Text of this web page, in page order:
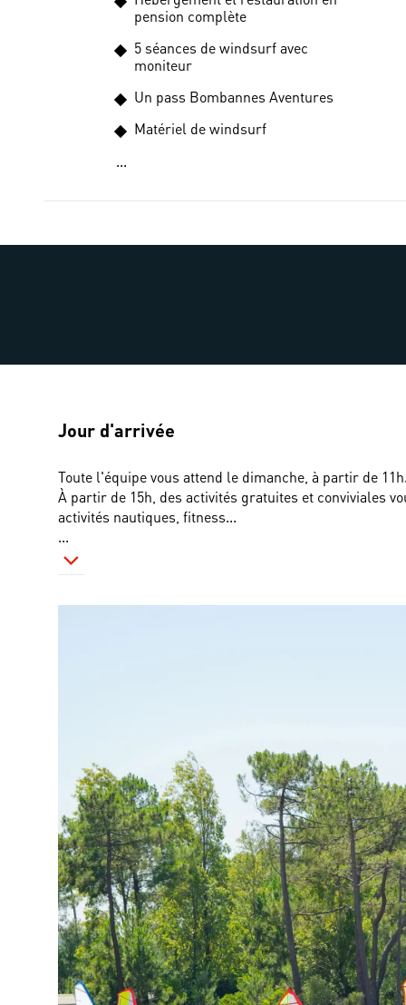
pension complète
5 séances de windsurf avec
moniteur
Un pass Bombannes Aventures
Matériel de windsurf
...
Jour d'arrivée
Toute l'équipe vous attend le dimanche, à partir de
À partir de 15h, des activités gratuites et conviviales
activités nautiques, fitness...
...